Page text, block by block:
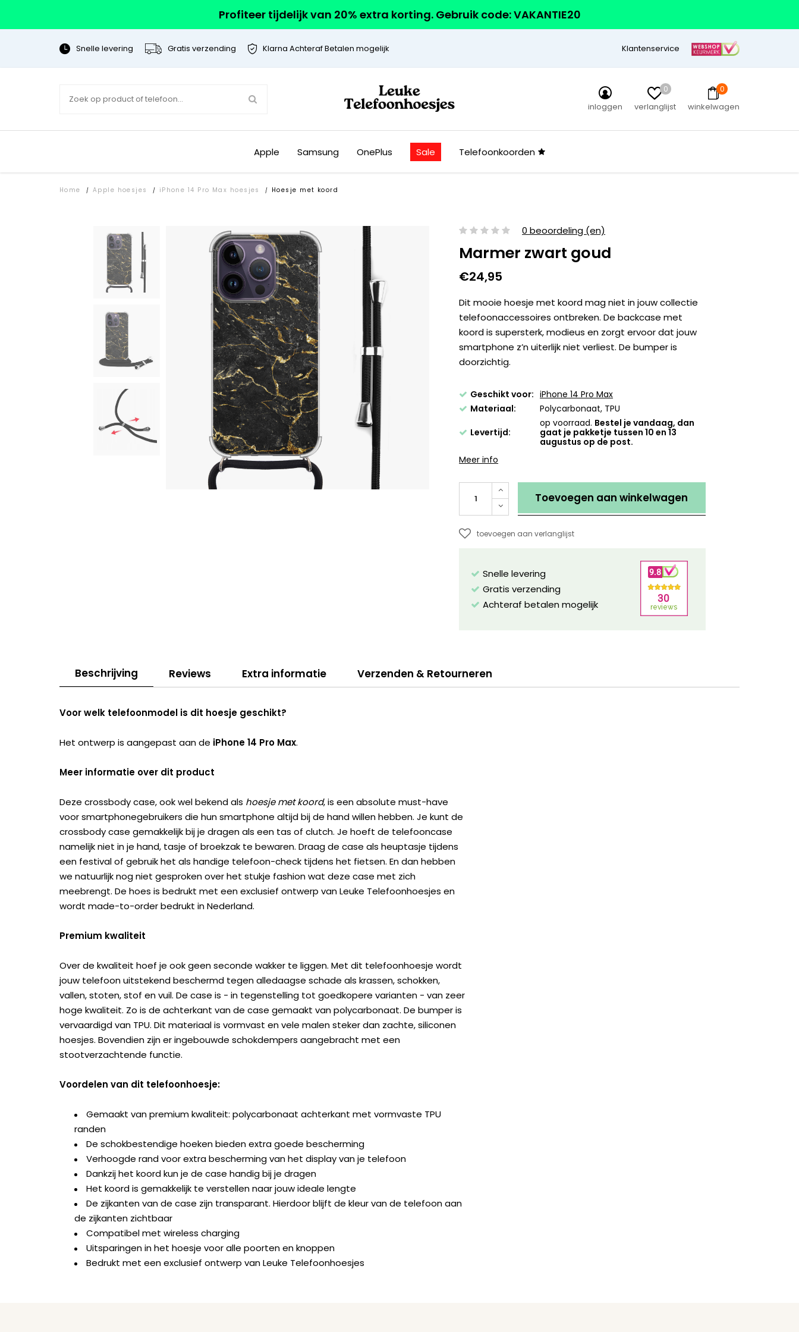
Profiteer tijdelijk van 20% extra korting. Gebruik code: VAKANTIE20
Snelle levering Gratis verzending Klarna Achteraf Betalen mogelijk Klantenservice
inloggen
0
verlanglijst
0
winkelwagen
Apple Samsung OnePlus Sale Telefoonkoorden
Home / Apple hoesjes / iPhone 14 Pro Max hoesjes / Hoesje met koord
0 beoordeling (en)
Marmer zwart goud
€24,95
Dit mooie hoesje met koord mag niet in jouw collectie
telefoonaccessoires ontbreken. De backcase met
koord is supersterk, modieus en zorgt ervoor dat jouw
smartphone z’n uiterlijk niet verliest. De bumper is
doorzichtig.
Geschikt voor: iPhone 14 Pro Max
Materiaal:
Polycarbonaat, TPU
Levertijd:
op voorraad. Bestel je vandaag, dan
gaat je pakketje tussen 10 en 13
augustus op de post.
Meer info
Toevoegen aan winkelwagen
toevoegen aan verlanglijst
Snelle levering
Gratis verzending
Achteraf betalen mogelijk
Beschrijving Reviews Extra informatie Verzenden & Retourneren
Voor welk telefoonmodel is dit hoesje geschikt?
Het ontwerp is aangepast aan de iPhone 14 Pro Max.
Meer informatie over dit product
Deze crossbody case, ook wel bekend als hoesje met koord, is een absolute must-have
voor smartphonegebruikers die hun smartphone altijd bij de hand willen hebben. Je kunt de
crossbody case gemakkelijk bij je dragen als een tas of clutch. Je hoeft de telefooncase
namelijk niet in je hand, tasje of broekzak te bewaren. Draag de case als heuptasje tijdens
een festival of gebruik het als handige telefoon-check tijdens het fietsen. En dan hebben
we natuurlijk nog niet gesproken over het stukje fashion wat deze case met zich
meebrengt. De hoes is bedrukt met een exclusief ontwerp van Leuke Telefoonhoesjes en
wordt made-to-order bedrukt in Nederland.
Premium kwaliteit
Over de kwaliteit hoef je ook geen seconde wakker te liggen. Met dit telefoonhoesje wordt
jouw telefoon uitstekend beschermd tegen alledaagse schade als krassen, schokken,
vallen, stoten, stof en vuil. De case is - in tegenstelling tot goedkopere varianten - van zeer
hoge kwaliteit. Zo is de achterkant van de case gemaakt van polycarbonaat. De bumper is
vervaardigd van TPU. Dit materiaal is vormvast en vele malen steker dan zachte, siliconen
hoesjes. Bovendien zijn er ingebouwde schokdempers aangebracht met een
stootverzachtende functie.
Voordelen van dit telefoonhoesje:
Gemaakt van premium kwaliteit: polycarbonaat achterkant met vormvaste TPU
randen
De schokbestendige hoeken bieden extra goede bescherming
Verhoogde rand voor extra bescherming van het display van je telefoon
Dankzij het koord kun je de case handig bij je dragen
Het koord is gemakkelijk te verstellen naar jouw ideale lengte
De zijkanten van de case zijn transparant. Hierdoor blijft de kleur van de telefoon aan
de zijkanten zichtbaar
Compatibel met wireless charging
Uitsparingen in het hoesje voor alle poorten en knoppen
Bedrukt met een exclusief ontwerp van Leuke Telefoonhoesjes